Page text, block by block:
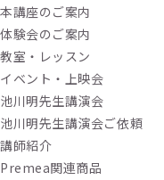
本講座のご案内
体験会のご案内
教室・レッスン
イベント・上映会
池川明先生講演会
池川明先生講演会ご依頼
講師紹介
Premea関連商品